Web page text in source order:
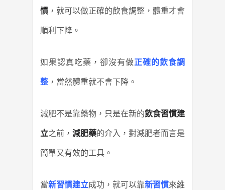
慣 ，就可以做正確的飲食調整，體重才會
順利下降。
如果認真吃藥，卻沒有做正確的飲食調
整 ，當然體重就不會下降。
減肥不是靠藥物，只是在新的飲食習慣建
立之前， 減肥藥的介入，對減肥者而言是
簡單又有效的工具。
當新習慣建立成功，就可以靠新習慣來維